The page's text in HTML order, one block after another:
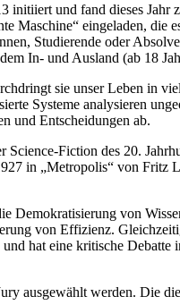
und fand dieses Jahr
Maschine“ eingeladen, die
Studierende oder
In- und Ausland (ab 18
sie unser Leben in
Systeme analysieren
und Entscheidungen ab.
Fiction des 20.
in „Metropolis“ von Fritz
Demokratisierung von
von Effizienz.
hat eine kritische Debatte
ausgewählt werden. Die